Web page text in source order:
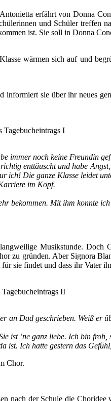
erfährt von Donna
und Schüler
ist. Sie soll in Donna
wärmen sich auf und
informiert sie über ihr neues
Tagebucheintrags I
immer noch keine Freundin
enttäuscht und habe
ich! Die ganze Klasse leidet
im Kopf.
bekommen. Mit ihm konnte
Musikstunde.
zu gründen. Aber Signora
sie findet und dass ihr Vater
II
an Dad geschrieben. Weiß
ist ’ne ganz liebe. Ich bin
ist. Ich hatte gestern das
Chor.
nach der Schule die